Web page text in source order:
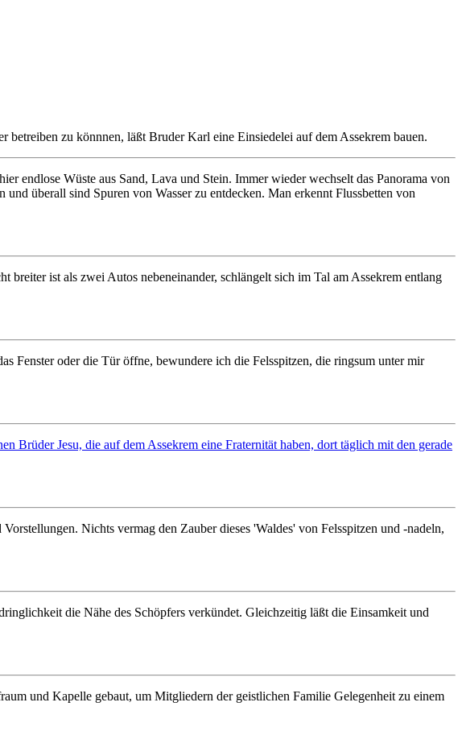
betreiben zu könnnen, läßt Bruder Karl eine Einsiedelei auf dem Assekrem bauen.
endlose Wüste aus Sand, Lava und Stein. Immer wieder wechselt das Panorama von
überall sind Spuren von Wasser zu entdecken. Man erkennt Flussbetten von
ist als zwei Autos nebeneinander, schlängelt sich im Tal am Assekrem entlang
Fenster oder die Tür öffne, bewundere ich die Felsspitzen, die ringsum unter mir
Jesu, die auf dem Assekrem eine Fraternität haben, dort täglich mit den gerade
Nichts vermag den Zauber dieses 'Waldes' von Felsspitzen und -nadeln,
die Nähe des Schöpfers verkündet. Gleichzeitig läßt die Einsamkeit und
und Kapelle gebaut, um Mitgliedern der geistlichen Familie Gelegenheit zu einem